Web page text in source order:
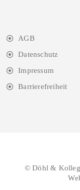
AGB
Datenschutz
Impressum
Barrierefreiheit
© Döhl &